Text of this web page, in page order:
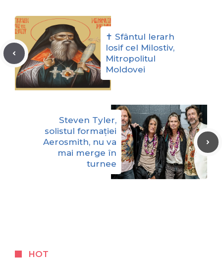
✝ Sfântul Ierarh
Iosif cel Milostiv,
Mitropolitul
Moldovei
Steven Tyler,
solistul formației
Aerosmith, nu va
mai merge în
turnee
HOT